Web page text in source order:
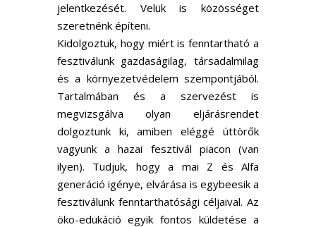
jelentkezését. Velük is közösséget
szeretnénk építeni.
Kidolgoztuk, hogy miért is fenntartható a
fesztiválunk gazdaságilag, társadalmilag
és a környezetvédelem szempontjából.
Tartalmában és a szervezést is
megvizsgálva olyan eljárásrendet
dolgoztunk ki, amiben eléggé úttörők
vagyunk a hazai fesztivál piacon (van
ilyen). Tudjuk, hogy a mai Z és Alfa
generáció igénye, elvárása is egybeesik a
fesztiválunk fenntarthatósági céljaival. Az
öko-edukáció egyik fontos küldetése a